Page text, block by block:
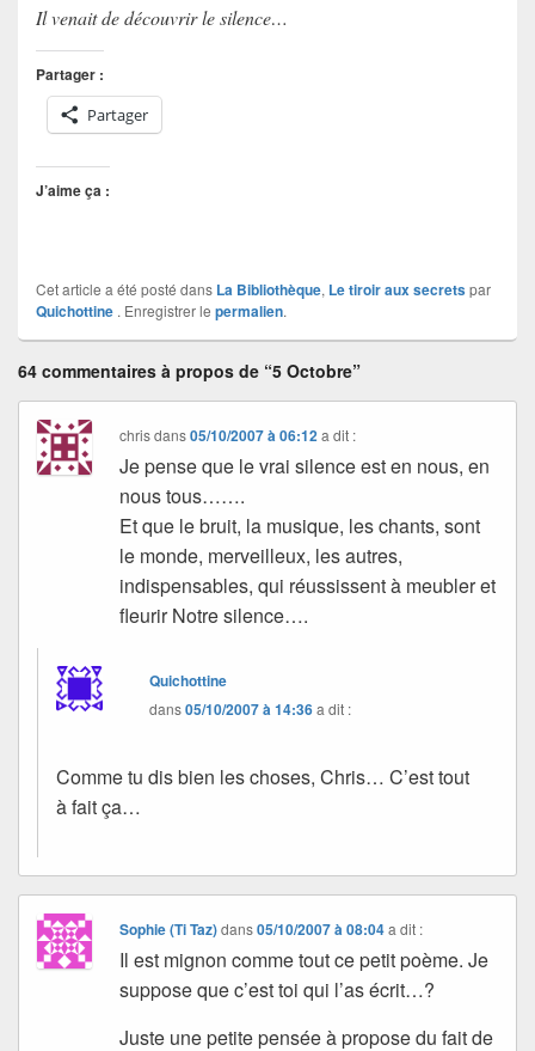
Il venait de découvrir le silence…
Partager :
Partager
J’aime ça :
Cet article a été posté dans La Bibliothèque, Le tiroir aux secretspar
Quichottine . Enregistrer le permalien.
64 commentaires à propos de “5 Octobre”
chrisdans05/10/2007 à 06:12 a dit :
Je pense que le vrai silence est en nous, en
nous tous…….
Et que le bruit, la musique, les chants, sont
le monde, merveilleux, les autres,
indispensables, qui réussissent à meubler et
fleurir Notre silence….
Quichottine
dans05/10/2007 à 14:36a dit :
Comme tu dis bien les choses, Chris… C’est tout
à fait ça…
Sophie (Ti Taz)dans05/10/2007 à 08:04 a dit :
Il est mignon comme tout ce petit poème. Je
suppose que c’est toi qui l’as écrit…?
Juste une petite pensée à propose du fait de